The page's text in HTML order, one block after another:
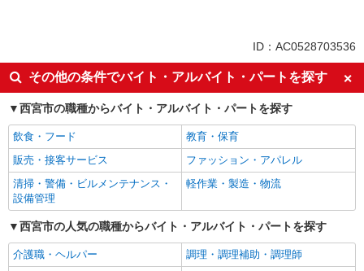
入社日応相談
即日勤務OK
職場見学OKまたは説明会あり
未経験歓迎
経験者・有資格者歓迎
新卒・第二新卒歓迎
主婦・主夫歓迎
フリーター歓迎
学歴不問
ブランクOK
ミドル（40代～）活躍中
エルダー（50代～）活躍中
高収入・高額
昇給あり
週払い
完全週休2日制
年間休日120日以上
土日祝休み
ID：AC0528703536
その他の条件でバイト・アルバイト・パートを探す
西宮市の職種からバイト・アルバイト・パートを探す
飲食・フード
教育・保育
販売・接客サービス
ファッション・アパレル
清掃・警備・ビルメンテナンス・
設備管理
軽作業・製造・物流
西宮市の人気の職種からバイト・アルバイト・パートを探す
介護職・ヘルパー
調理・調理補助・調理師